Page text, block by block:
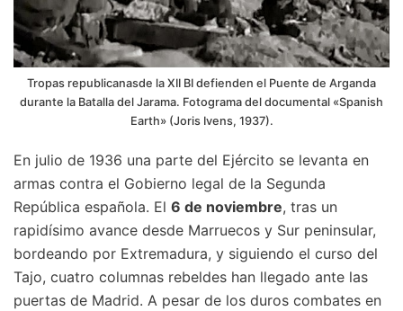
Tropas republicanasde la XII BI defienden el Puente de Arganda
durante la Batalla del Jarama. Fotograma del documental «Spanish
Earth» (Joris Ivens, 1937).
En julio de 1936 una parte del Ejército se levanta en
armas contra el Gobierno legal de la Segunda
República española. El 6 de noviembre, tras un
rapidísimo avance desde Marruecos y Sur peninsular,
bordeando por Extremadura, y siguiendo el curso del
Tajo, cuatro columnas rebeldes han llegado ante las
puertas de Madrid. A pesar de los duros combates en